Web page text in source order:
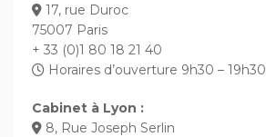
17, rue Duroc
75007 Paris
+ 33 (0)1 80 18 21 40
Horaires d’ouverture 9h30 – 19h30
Cabinet à Lyon :
8, Rue Joseph Serlin